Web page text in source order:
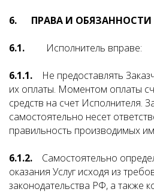
6. ПРАВА И ОБЯЗАННОСТИ
6.1. Исполнитель вправе:
6.1.1. Не предоставлять
их оплаты. Моментом оплаты
средств на счет Исполнителя.
самостоятельно несет
правильность производимых
6.1.2.
Самостоятельно
оказания Услуг исходя из
законодательства РФ, а также